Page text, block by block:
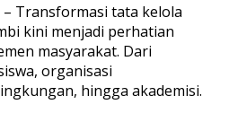
– Transformasi tata kelola
kini menjadi perhatian
masyarakat. Dari
organisasi
hingga akademisi.